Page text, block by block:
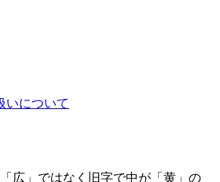
いについて
広」ではなく旧字で中が「黄」の